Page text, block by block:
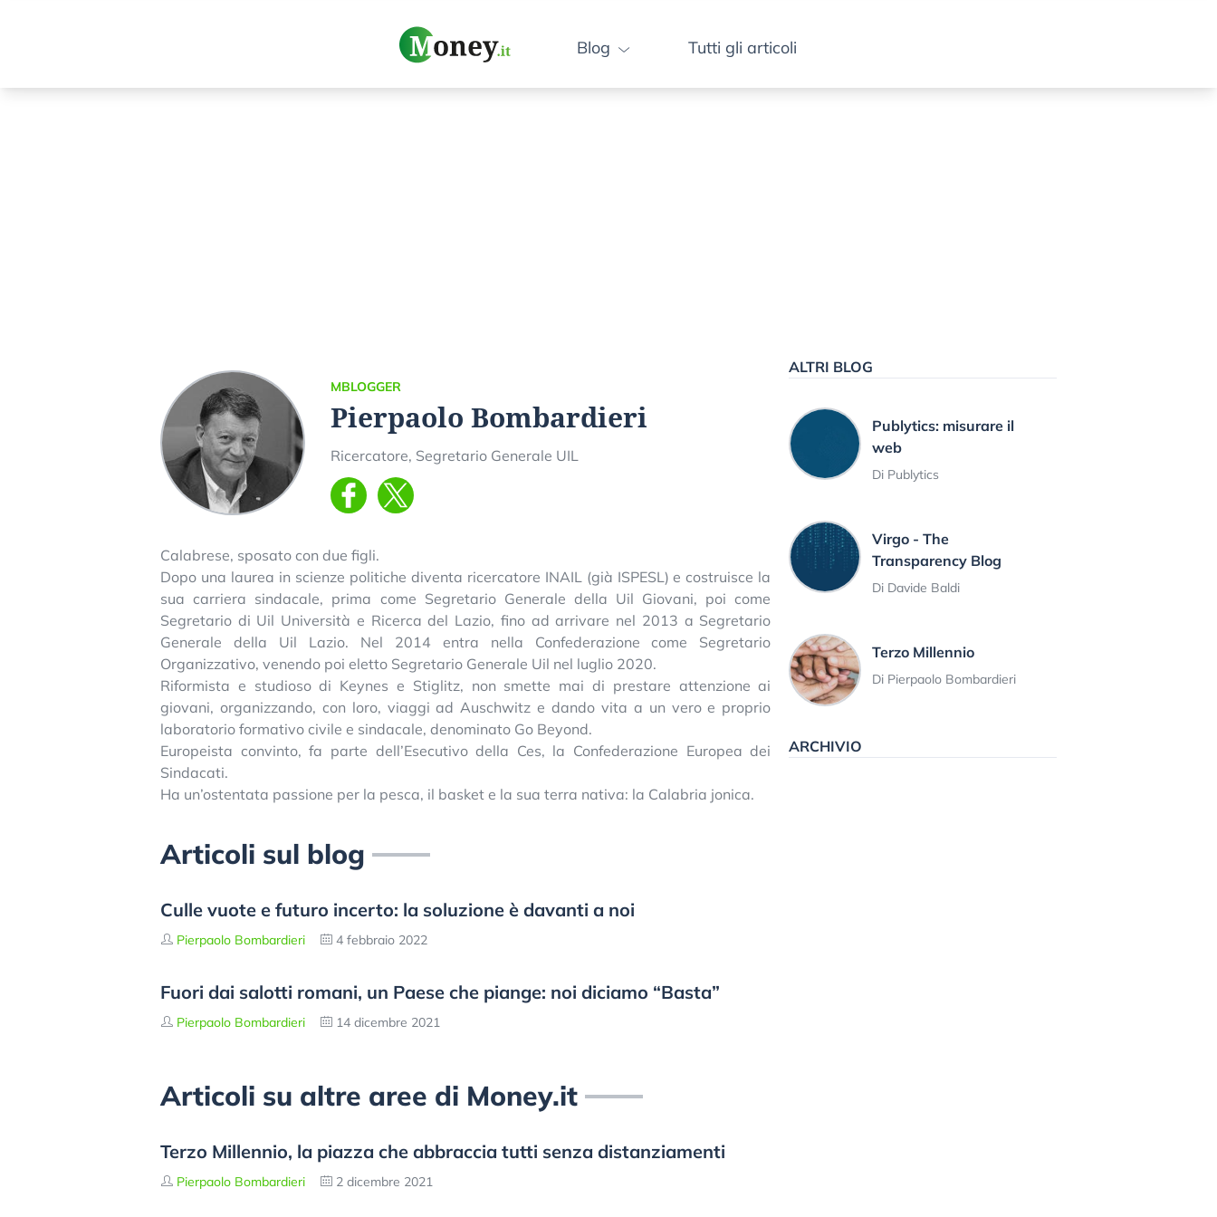
Blog Tutti gli articoli
MBLOGGER
Pierpaolo Bombardieri
Ricercatore, Segretario Generale UIL
Calabrese, sposato con due figli.
Dopo una laurea in scienze politiche diventa ricercatore INAIL (già ISPESL) e costruisce la
sua carriera sindacale, prima come Segretario Generale della Uil Giovani, poi come
Segretario di Uil Università e Ricerca del Lazio, fino ad arrivare nel 2013 a Segretario
Generale della Uil Lazio. Nel 2014 entra nella Confederazione come Segretario
Organizzativo, venendo poi eletto Segretario Generale Uil nel luglio 2020.
Riformista e studioso di Keynes e Stiglitz, non smette mai di prestare attenzione ai
giovani, organizzando, con loro, viaggi ad Auschwitz e dando vita a un vero e proprio
laboratorio formativo civile e sindacale, denominato Go Beyond.
Europeista convinto, fa parte dell’Esecutivo della Ces, la Confederazione Europea dei
Sindacati.
Ha un’ostentata passione per la pesca, il basket e la sua terra nativa: la Calabria jonica.
Articoli sul blog
Culle vuote e futuro incerto: la soluzione è davanti a noi
Pierpaolo Bombardieri 4 febbraio 2022
Fuori dai salotti romani, un Paese che piange: noi diciamo “Basta”
Pierpaolo Bombardieri 14 dicembre 2021
Articoli su altre aree di Money.it
Terzo Millennio, la piazza che abbraccia tutti senza distanziamenti
Pierpaolo Bombardieri 2 dicembre 2021
ALTRI BLOG
Publytics: misurare il
web
Di Publytics
Virgo - The
Transparency Blog
Di Davide Baldi
Terzo Millennio
Di Pierpaolo Bombardieri
ARCHIVIO